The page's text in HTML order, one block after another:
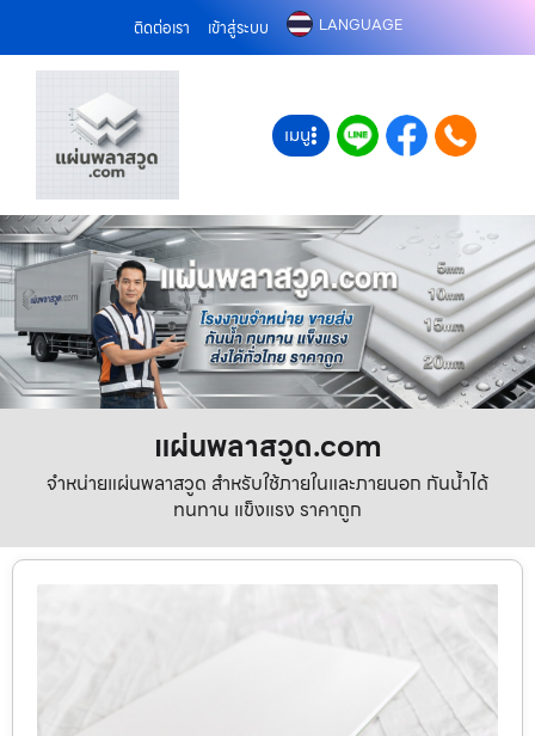
ติดต่อเรา เข้าสู่ระบบ LANGUAGE
เมนู
แผ่นพลาสวูด.com
จำหน่ายแผ่นพลาสวูด สำหรับใช้ภายในและภายนอก กันน้ำได้
ทนทาน แข็งแรง ราคาถูก